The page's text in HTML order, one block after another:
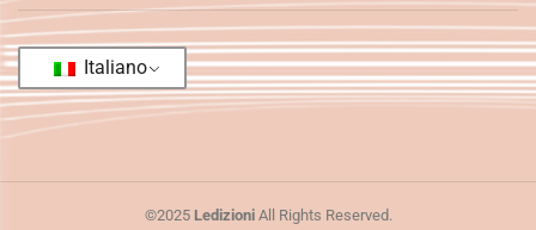
Italiano
©2025 LedizioniAll Rights Reserved.